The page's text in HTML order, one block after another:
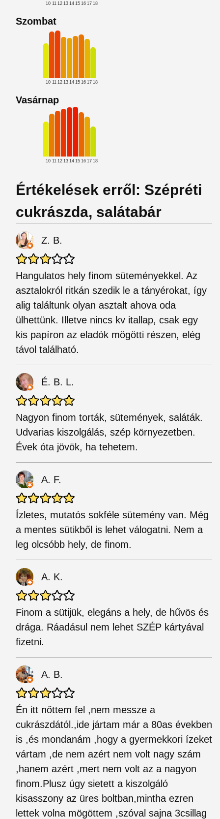
10 11 12 13 14 15 16 17 18
Szombat
10 11 12 13 14 15 16 17 18
Vasárnap
10 11 12 13 14 15 16 17 18
Értékelések erről: Szépréti
cukrászda, salátabár
Z. B.
Hangulatos hely finom süteményekkel. Az
asztalokról ritkán szedik le a tányérokat, így
alig találtunk olyan asztalt ahova oda
ülhettünk. Illetve nincs kv itallap, csak egy
kis papíron az eladók mögötti részen, elég
távol található.
É. B. L.
Nagyon finom torták, sütemények, saláták.
Udvarias kiszolgálás, szép környezetben.
Évek óta jövök, ha tehetem.
A. F.
Ízletes, mutatós sokféle sütemény van. Még
a mentes sütikből is lehet válogatni. Nem a
leg olcsóbb hely, de finom.
A. K.
Finom a sütijük, elegáns a hely, de hűvös és
drága. Ráadásul nem lehet SZÉP kártyával
fizetni.
A. B.
Én itt nőttem fel ,nem messze a
cukrászdától.,ide jártam már a 80as években
is ,és mondanám ,hogy a gyermekkori ízeket
vártam ,de nem azért nem volt nagy szám
,hanem azért ,mert nem volt az a nagyon
finom.Plusz úgy sietett a kiszolgáló
kisasszony az üres boltban,mintha ezren
lettek volna mögöttem ,szóval sajna 3csillag